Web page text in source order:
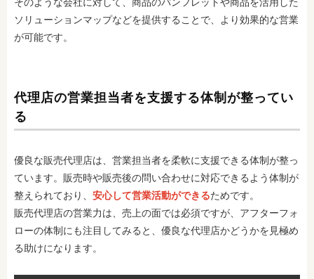
ソリューションマップなどを提供することで、より効果的な営業
が可能です。
代理店の営業担当者を支援する体制が整ってい
る
優良な販売代理店は、営業担当者を柔軟に支援できる体制が整っ
ています。販売時や販売後の問い合わせに対応できるよう体制が
整えられており、 安心して営業活動ができるためです。
販売代理店の営業力は、売上の面では必須ですが、アフターフォ
ローの体制にも注目してみると、優良な代理店かどうかを見極め
る助けになります。